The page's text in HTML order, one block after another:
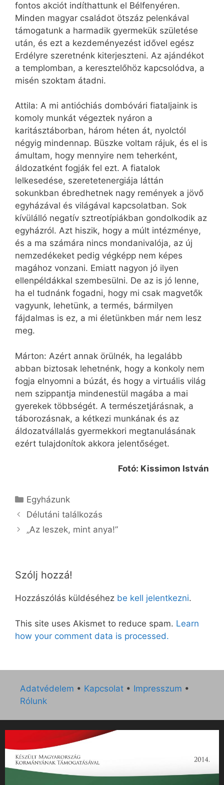
fontos akciót indíthattunk el Bélfenyéren.
Minden magyar családot ötszáz pelenkával
támogatunk a harmadik gyermekük születése
után, és ezt a kezdeményezést idővel egész
Erdélyre szeretnénk kiterjeszteni. Az ajándékot
a templomban, a keresztelőhöz kapcsolódva, a
misén szoktam átadni.
Attila: A mi antióchiás dombóvári fiataljaink is
komoly munkát végeztek nyáron a
karitásztáborban, három héten át, nyolctól
négyig mindennap. Büszke voltam rájuk, és el is
ámultam, hogy mennyire nem teherként,
áldozatként fogják fel ezt. A fiatalok
lelkesedése, szeretetenergiája láttán
sokunkban ébredhetnek nagy remények a jövő
egyházával és világával kapcsolatban. Sok
kívülálló negatív sztreotípiákban gondolkodik az
egyházról. Azt hiszik, hogy a múlt intézménye,
és a ma számára nincs mondanivalója, az új
nemzedékeket pedig végképp nem képes
magához vonzani. Emiatt nagyon jó ilyen
ellenpéldákkal szembesülni. De az is jó lenne,
ha el tudnánk fogadni, hogy mi csak magvetők
vagyunk, lehetünk, a termés, bármilyen
fájdalmas is ez, a mi életünkben már nem lesz
meg.
Márton: Azért annak örülnék, ha legalább
abban biztosak lehetnénk, hogy a konkoly nem
fogja elnyomni a búzát, és hogy a virtuális világ
nem szippantja mindenestül magába a mai
gyerekek többségét. A természetjárásnak, a
táborozásnak, a kétkezi munkának és az
áldozatvállalás gyermekkori megtanulásának
ezért tulajdonítok akkora jelentőséget.
Fotó: Kissimon István
Kategória
Egyházunk
Délutáni találkozás
„Az leszek, mint anya!”
Szólj hozzá!
Hozzászólás küldéséhez be kell jelentkezni.
This site uses Akismet to reduce spam. Learn
how your comment data is processed.
Adatvédelem • Kapcsolat • Impresszum •
Rólunk